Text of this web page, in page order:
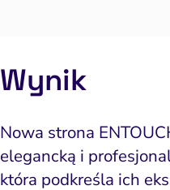
Wynik
Nowa strona
elegancką i
która podkreśla ich